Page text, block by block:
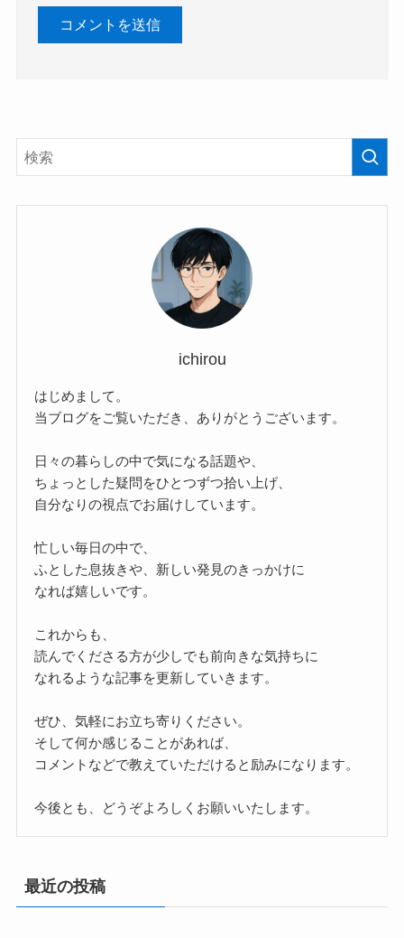
ichirou
はじめまして。
当ブログをご覧いただき、ありがとうございます。
日々の暮らしの中で気になる話題や、
ちょっとした疑問をひとつずつ拾い上げ、
自分なりの視点でお届けしています。
忙しい毎日の中で、
ふとした息抜きや、新しい発見のきっかけに
なれば嬉しいです。
これからも、
読んでくださる方が少しでも前向きな気持ちに
なれるような記事を更新していきます。
ぜひ、気軽にお立ち寄りください。
そして何か感じることがあれば、
コメントなどで教えていただけると励みになります。
今後とも、どうぞよろしくお願いいたします。
最近の投稿